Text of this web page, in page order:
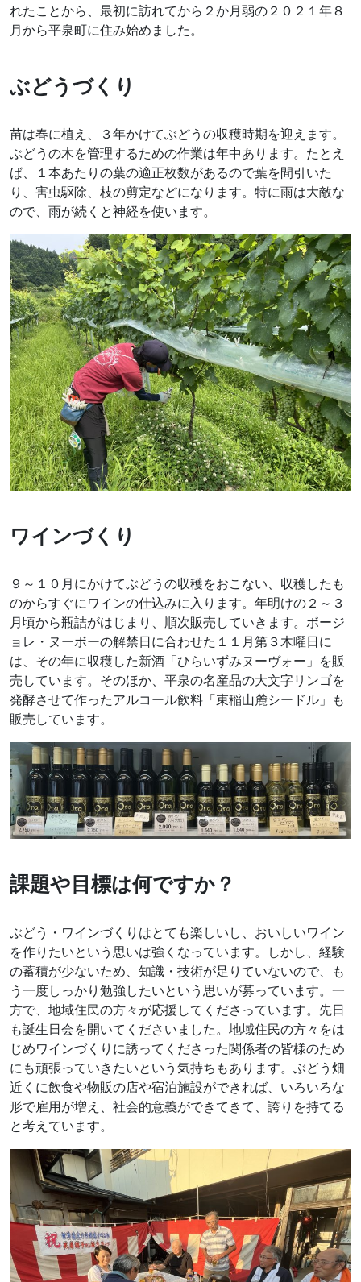
れたことから、最初に訪れてから２か月弱の２０２１年８
月から平泉町に住み始めました。
ぶどうづくり
苗は春に植え、３年かけてぶどうの収穫時期を迎えます。
ぶどうの木を管理するための作業は年中あります。たとえ
ば、１本あたりの葉の適正枚数があるので葉を間引いた
り、害虫駆除、枝の剪定などになります。特に雨は大敵な
ので、雨が続くと神経を使います。
ワインづくり
９～１０月にかけてぶどうの収穫をおこない、収穫したも
のからすぐにワインの仕込みに入ります。年明けの２～３
月頃から瓶詰がはじまり、順次販売していきます。ボージ
ョレ・ヌーボーの解禁日に合わせた１１月第３木曜日に
は、その年に収穫した新酒「ひらいずみヌーヴォー」を販
売しています。そのほか、平泉の名産品の大文字リンゴを
発酵させて作ったアルコール飲料「束稲山麓シードル」も
販売しています。
課題や目標は何ですか？
ぶどう・ワインづくりはとても楽しいし、おいしいワイン
を作りたいという思いは強くなっています。しかし、経験
の蓄積が少ないため、知識・技術が足りていないので、も
う一度しっかり勉強したいという思いが募っています。一
方で、地域住民の方々が応援してくださっています。先日
も誕生日会を開いてくださいました。地域住民の方々をは
じめワインづくりに誘ってくださった関係者の皆様のため
にも頑張っていきたいという気持ちもあります。ぶどう畑
近くに飲食や物販の店や宿泊施設ができれば、いろいろな
形で雇用が増え、社会的意義ができてきて、誇りを持てる
と考えています。